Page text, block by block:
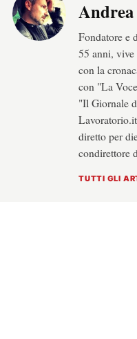
Fondatore e
55 anni, vive
con la
con "La
"Il Giornale
diretto per
condirettore
TUTTI GLI